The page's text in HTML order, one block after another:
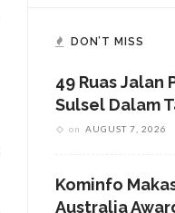
DON’T MISS
49 Ruas Jalan
Sulsel Dalam
on AUGUST 7, 2026
Kominfo
Australia